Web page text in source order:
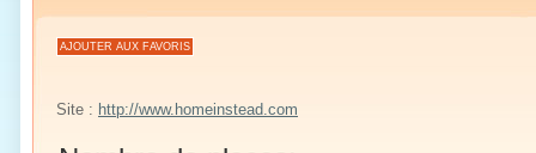
AJOUTER AUX FAVORIS
Site : http://www.homeinstead.com